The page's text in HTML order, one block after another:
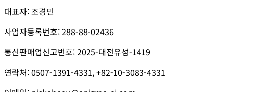
대표자: 조경민
사업자등록번호: 288-88-02436
통신판매업신고번호: 2025-대전유성-1419
연락처: 0507-1391-4331, +82-10-3083-4331